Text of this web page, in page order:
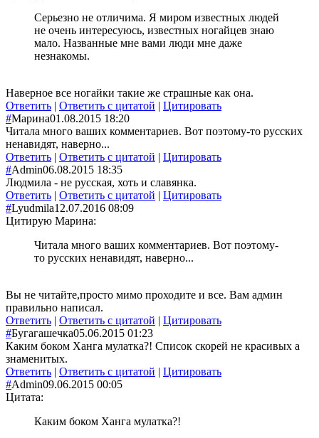
Серьезно не отличима. Я миром известных людей
не очень интересуюсь, известных ногайцев знаю
мало. Названные мне вами люди мне даже
незнакомы.
Наверное все ногайки такие же страшные как она.
Ответить | Ответить с цитатой | Цитировать
#Марина01.08.2015 18:20
Читала много ваших комментариев. Вот поэтому-то русских
ненавидят, наверно...
Ответить | Ответить с цитатой | Цитировать
#Admin06.08.2015 18:35
Людмила - не русская, хоть и славянка.
Ответить | Ответить с цитатой | Цитировать
#Lyudmila12.07.2016 08:09
Цитирую Марина:
Читала много ваших комментариев. Вот поэтому-
то русских ненавидят, наверно...
Вы не читайте,просто мимо проходите и все. Вам админ
правильно написал.
Ответить | Ответить с цитатой | Цитировать
#Бугагашечка05.06.2015 01:23
Каким боком Ханга мулатка?! Список скорей не красивых а
знаменитых.
Ответить | Ответить с цитатой | Цитировать
#Admin09.06.2015 00:05
Цитата:
Каким боком Ханга мулатка?!